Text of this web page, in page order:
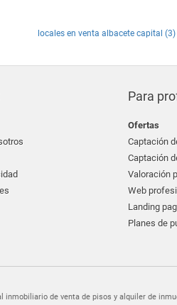
locales en venta albacete capital (3)
Para
Ofertas
Captación
Captación
Valoración
Web
Landing
Planes de
inmobiliario de venta de pisos y alquiler de